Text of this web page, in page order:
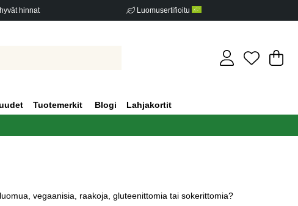
hinnat Luomusertifioitu
.
Tuotemerkit Blogi Lahjakortit
vegaanisia, raakoja, gluteenittomia tai sokerittomia?